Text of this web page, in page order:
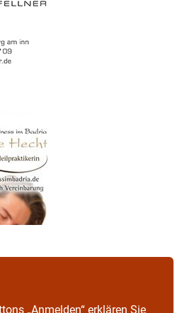
„Anmelden“ erklären Sie